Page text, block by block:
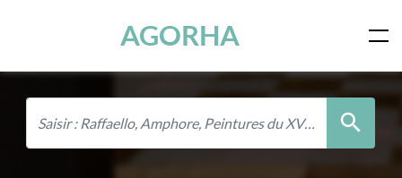
AGORHA